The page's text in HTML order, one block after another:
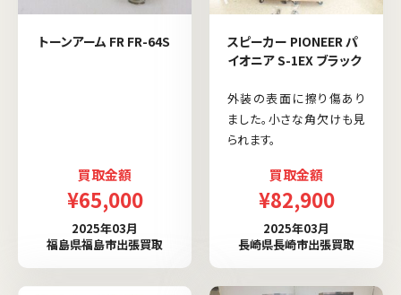
トーンアーム FR FR-64S
買取金額
¥65,000
2025年03月
福島県福島市出張買取
スピーカー PIONEER パ
イオニア S-1EX ブラック
外装の表面に擦り傷あり
ました。小さな角欠けも見
られます。
買取金額
¥82,900
2025年03月
長崎県長崎市出張買取